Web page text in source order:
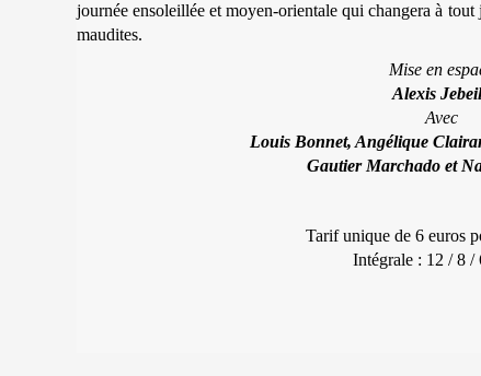
journée ensoleillée et moyen-orientale qui changera à
maudites.
Mise en
Alexis
Avec
Louis Bonnet, Angélique
Gautier Marchado et
Tarif unique de 6 euros
Intégrale : 12 / 8 /